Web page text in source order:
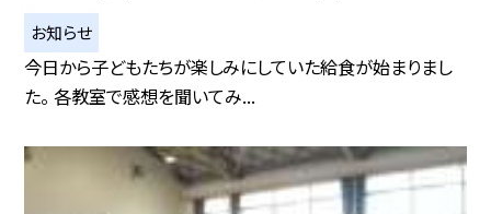
お知らせ
今日から子どもたちが楽しみにしていた給食が始まりまし
た。 各教室で感想を聞いてみ...